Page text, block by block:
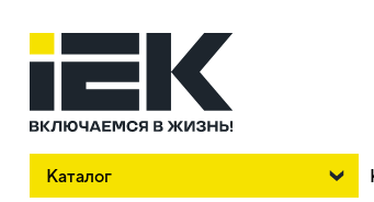
Каталог